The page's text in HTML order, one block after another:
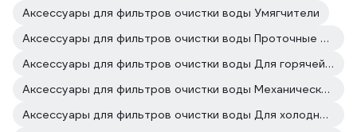
Аксессуары для фильтров очистки воды Умягчители
Аксессуары для фильтров очистки воды Проточные фильтры
Аксессуары для фильтров очистки воды Для горячей воды
Аксессуары для фильтров очистки воды Механическая очистка
Аксессуары для фильтров очистки воды Для холодной воды